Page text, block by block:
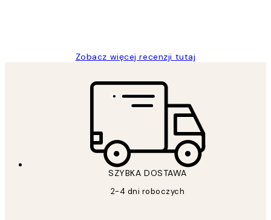
Zobacz więcej recenzji tutaj
SZYBKA DOSTAWA
2-4 dni roboczych